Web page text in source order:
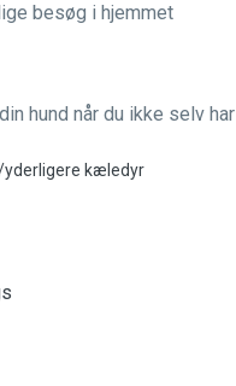
besøg i hjemmet
hund når du ikke selv har
kæledyr